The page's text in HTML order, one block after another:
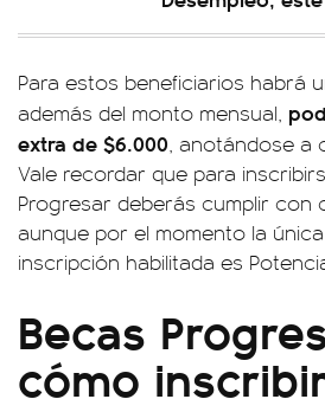
Para estos beneficiarios habrá
además del monto mensual,
extra de $6.000, anotándose a
Vale recordar que para
Progresar deberás cumplir con
aunque por el momento la
inscripción habilitada es
Becas
cómo